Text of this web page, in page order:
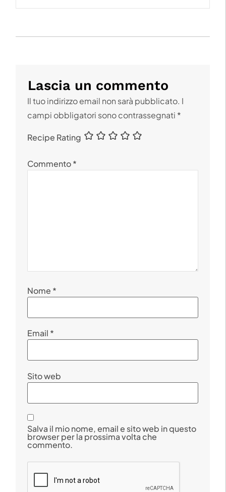
Lascia un commento
Il tuo indirizzo email non sarà pubblicato. I
campi obbligatori sono contrassegnati *
Recipe Rating
Commento*
Nome *
Email *
Sito web
Salva il mio nome, email e sito web in questo
browser per la prossima volta che
commento.